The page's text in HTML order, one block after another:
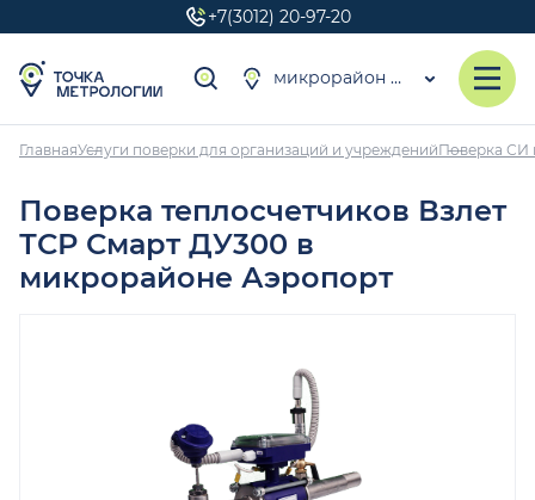
+7(3012) 20-97-20
микрорайон Аэропорт
ГлавнаяУслуги поверки для организаций и учрежденийПоверка СИ
Поверка теплосчетчиков Взлет
ТСР Смарт ДУ300 в
микрорайоне Аэропорт